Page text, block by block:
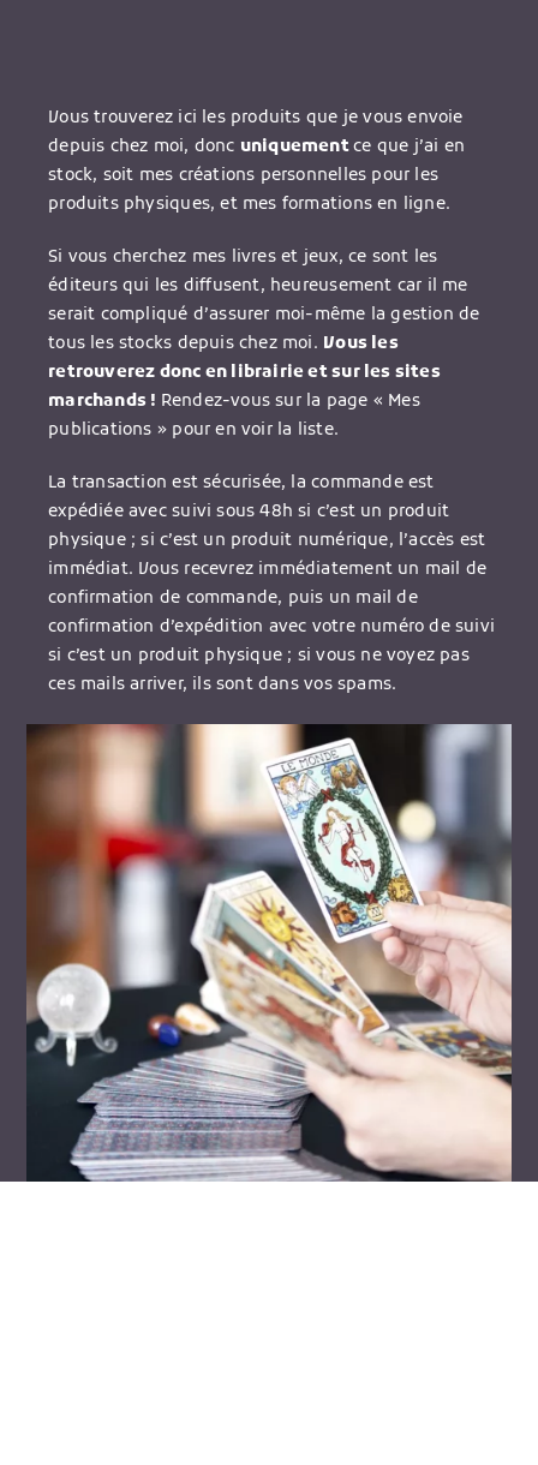
Vous trouverez ici les produits que je vous envoie
depuis chez moi, donc uniquementce que j’ai en
stock, soit mes créations personnelles pour les
produits physiques, et mes formations en ligne.
Si vous cherchez mes livres et jeux, ce sont les
éditeurs qui les diffusent, heureusement car il me
serait compliqué d’assurer moi-même la gestion de
tous les stocks depuis chez moi. Vous les
retrouverez donc en librairie et sur les sites
marchands ! Rendez-vous sur la page « Mes
publications » pour en voir la liste.
La transaction est sécurisée, la commande est
expédiée avec suivi sous 48h si c’est un produit
physique ; si c’est un produit numérique, l’accès est
immédiat. Vous recevrez immédiatement un mail de
confirmation de commande, puis un mail de
confirmation d’expédition avec votre numéro de suivi
si c’est un produit physique ; si vous ne voyez pas
ces mails arriver, ils sont dans vos spams.